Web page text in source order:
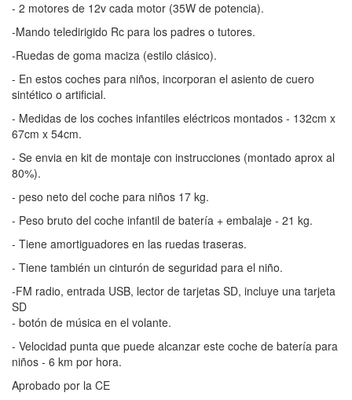
- 2 motores de 12v cada motor (35W de potencia).
-Mando teledirigido Rc para los padres o tutores.
-Ruedas de goma maciza (estilo clásico).
- En estos coches para niños, incorporan el asiento de cuero
sintético o artificial.
- Medidas de los coches infantiles eléctricos montados - 132cm x
67cm x 54cm.
- Se envia en kit de montaje con instrucciones (montado aprox al
80%).
- peso neto del coche para niños 17 kg.
- Peso bruto del coche infantil de batería + embalaje - 21 kg.
- Tiene amortiguadores en las ruedas traseras.
- Tiene también un cinturón de seguridad para el niño.
-FM radio, entrada USB, lector de tarjetas SD, incluye una tarjeta
SD
- botón de música en el volante.
- Velocidad punta que puede alcanzar este coche de batería para
niños - 6 km por hora.
Aprobado por la CE